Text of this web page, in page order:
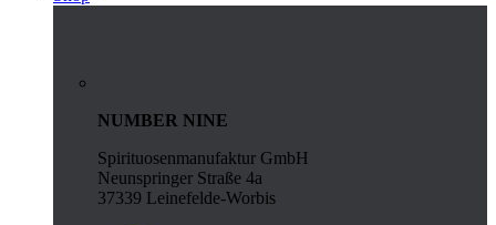
NUMBER NINE
Spirituosenmanufaktur GmbH
Neunspringer Straße 4a
37339 Leinefelde-Worbis